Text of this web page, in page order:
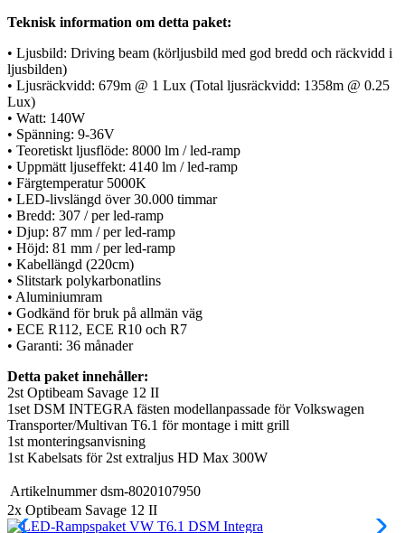
Teknisk information om detta paket:
• Ljusbild: Driving beam (körljusbild med god bredd och räckvidd i
ljusbilden)
• Ljusräckvidd: 679m @ 1 Lux (Total ljusräckvidd: 1358m @ 0.25
Lux)
• Watt: 140W
• Spänning: 9-36V
• Teoretiskt ljusflöde: 8000 lm / led-ramp
• Uppmätt ljuseffekt: 4140 lm / led-ramp
• Färgtemperatur 5000K
• LED-livslängd över 30.000 timmar
• Bredd: 307 / per led-ramp
• Djup: 87 mm / per led-ramp
• Höjd: 81 mm / per led-ramp
• Kabellängd (220cm)
• Slitstark polykarbonatlins
• Aluminiumram
• Godkänd för bruk på allmän väg
• ECE R112, ECE R10 och R7
• Garanti: 36 månader
Detta paket innehåller:
2st Optibeam Savage 12 II
1set DSM INTEGRA fästen modellanpassade för Volkswagen
Transporter/Multivan T6.1 för montage i mitt grill
1st monteringsanvisning
1st Kabelsats för 2st extraljus HD Max 300W
Artikelnummer dsm-8020107950
2x Optibeam Savage 12 II